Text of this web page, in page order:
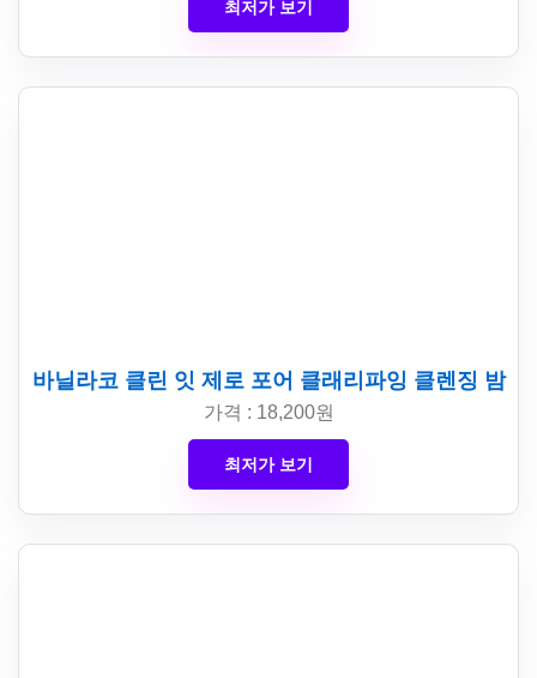
최저가 보기
바닐라코 클린 잇 제로 포어 클래리파잉 클렌징 밤
가격 : 18,200원
최저가 보기